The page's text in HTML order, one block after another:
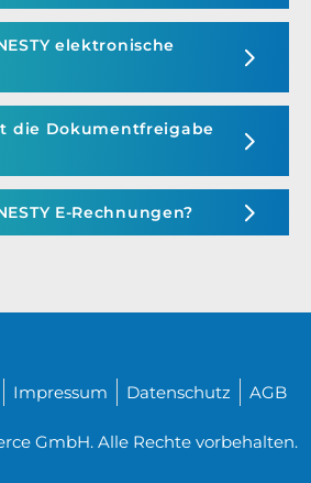
elektronische
die Dokumentfreigabe
E-Rechnungen?
GmbH. Alle Rechte vorbehalten.
Impressum Datenschutz AGB